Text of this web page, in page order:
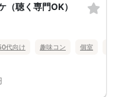
聴く専門OK）
代向け 趣味コン 個室